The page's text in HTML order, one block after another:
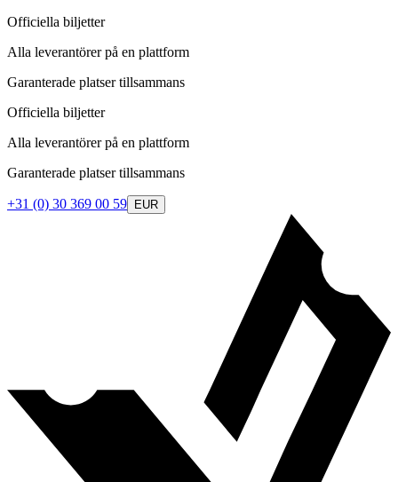
Officiella biljetter
Alla leverantörer på en plattform
Garanterade platser tillsammans
Officiella biljetter
Alla leverantörer på en plattform
Garanterade platser tillsammans
+31 (0) 30 369 00 59 EUR